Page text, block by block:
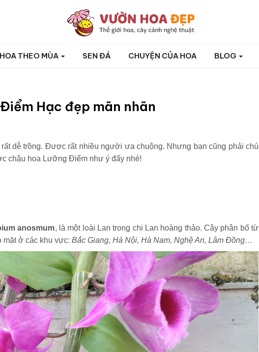
HOA THEO MÙA SEN ĐÁ CHUYỆN CỦA HOA BLOG
Hạc đẹp mãn nhãn
dễ trồng. Được rất nhiều người ưa chuộng. Nhưng bạn cũng phải chú
chậu hoa Lưỡng Điểm như ý đấy nhé!
anosmum, là một loài Lan trong chi Lan hoàng thảo. Cây phân bố từ
mặt ở các khu vực: Bắc Giang, Hà Nội, Hà Nam, Nghệ An, Lâm Đồng…